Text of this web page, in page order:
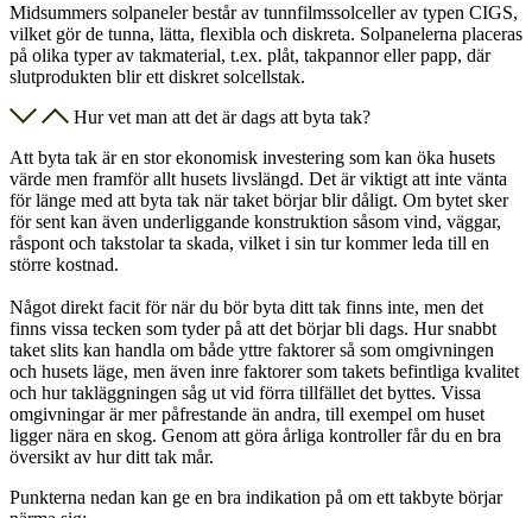
Midsummers solpaneler består av tunnfilmssolceller av typen CIGS,
vilket gör de tunna, lätta, flexibla och diskreta. Solpanelerna placeras
på olika typer av takmaterial, t.ex. plåt, takpannor eller papp, där
slutprodukten blir ett diskret solcellstak.
Hur vet man att det är dags att byta tak?
Att byta tak är en stor ekonomisk investering som kan öka husets
värde men framför allt husets livslängd. Det är viktigt att inte vänta
för länge med att byta tak när taket börjar blir dåligt. Om bytet sker
för sent kan även underliggande konstruktion såsom vind, väggar,
råspont och takstolar ta skada, vilket i sin tur kommer leda till en
större kostnad.
Något direkt facit för när du bör byta ditt tak finns inte, men det
finns vissa tecken som tyder på att det börjar bli dags. Hur snabbt
taket slits kan handla om både yttre faktorer så som omgivningen
och husets läge, men även inre faktorer som takets befintliga kvalitet
och hur takläggningen såg ut vid förra tillfället det byttes. Vissa
omgivningar är mer påfrestande än andra, till exempel om huset
ligger nära en skog. Genom att göra årliga kontroller får du en bra
översikt av hur ditt tak mår.
Punkterna nedan kan ge en bra indikation på om ett takbyte börjar